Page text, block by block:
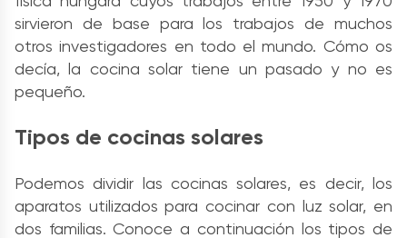
sirvieron de base para los trabajos de muchos
otros investigadores en todo el mundo. Cómo os
decía, la cocina solar tiene un pasado y no es
pequeño.
Tipos de cocinas solares
Podemos dividir las cocinas solares, es decir, los
aparatos utilizados para cocinar con luz solar, en
dos familias. Conoce a continuación los tipos de